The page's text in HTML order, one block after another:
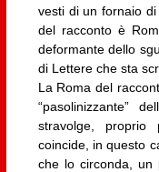
vesti di un fornaio
del racconto è
deformante dello
di Lettere che sta
La Roma del
“pasolinizzante”
stravolge, proprio
coincide, in questo
che lo circonda, un